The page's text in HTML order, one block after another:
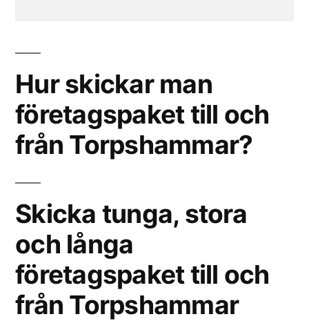
Hur skickar man
företagspaket till och
från Torpshammar?
Skicka tunga, stora
och långa
företagspaket till och
från Torpshammar